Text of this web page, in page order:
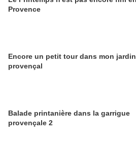
Provence
Encore un petit tour dans mon jardin
provençal
Balade printanière dans la garrigue
provençale 2